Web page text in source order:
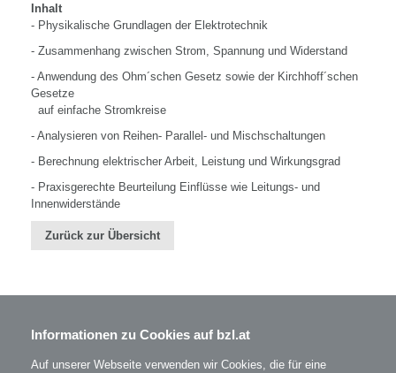
Inhalt
- Physikalische Grundlagen der Elektrotechnik
- Zusammenhang zwischen Strom, Spannung und Widerstand
- Anwendung des Ohm´schen Gesetz sowie der Kirchhoff´schen
Gesetze
auf einfache Stromkreise
- Analysieren von Reihen- Parallel- und Mischschaltungen
- Berechnung elektrischer Arbeit, Leistung und Wirkungsgrad
- Praxisgerechte Beurteilung Einflüsse wie Leitungs- und
Innenwiderstände
Zurück zur Übersicht
BZL - Bildungszentrum Lenzing GmbH
A-4860 Lenzing
Informationen zu Cookies auf bzl.at
Auf unserer Webseite verwenden wir Cookies, die für eine